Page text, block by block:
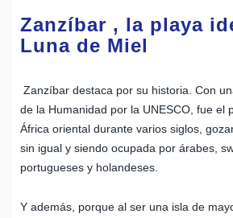
Zanzíbar , la playa
Luna de Miel
Zanzíbar destaca por su historia. Con
de la Humanidad por la UNESCO, fue el
África oriental durante varios siglos,
sin igual y siendo ocupada por árabes,
portugueses y holandeses.
Y además, porque al ser una isla de